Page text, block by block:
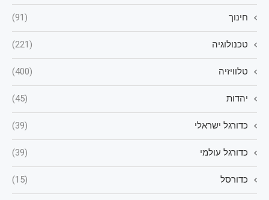
חינוך (91)
טכנולוגיה (221)
טלוויזיה (400)
יהדות (45)
כדורגל ישראלי (39)
כדורגל עולמי (39)
כדורסל (15)